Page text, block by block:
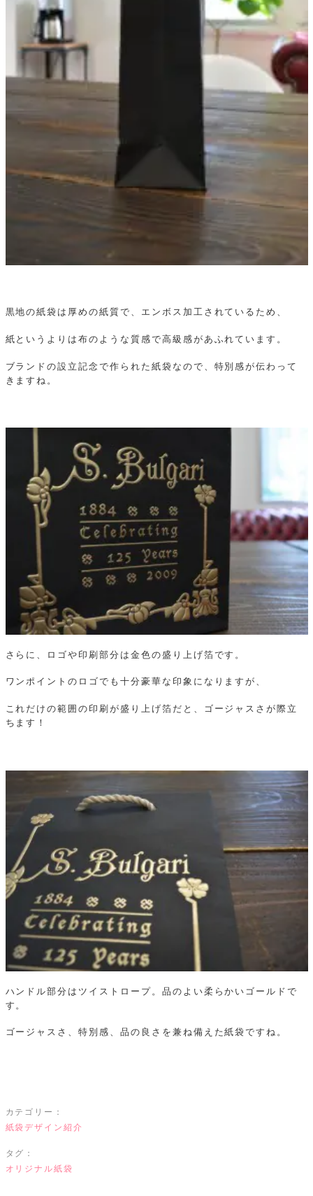
黒地の紙袋は厚めの紙質で、エンボス加工されているため、
紙というよりは布のような質感で高級感があふれています。
ブランドの設立記念で作られた紙袋なので、特別感が伝わって
きますね。
さらに、ロゴや印刷部分は金色の盛り上げ箔です。
ワンポイントのロゴでも十分豪華な印象になりますが、
これだけの範囲の印刷が盛り上げ箔だと、ゴージャスさが際立
ちます！
ハンドル部分はツイストロープ。品のよい柔らかいゴールドで
す。
ゴージャスさ、特別感、品の良さを兼ね備えた紙袋ですね。
カテゴリー：
紙袋デザイン紹介
タグ：
オリジナル紙袋